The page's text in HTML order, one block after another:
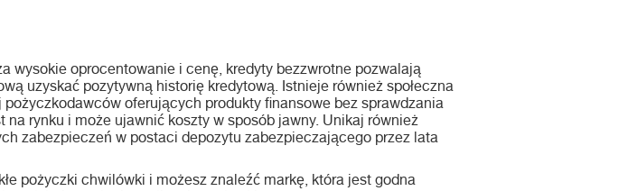
wysokie oprocentowanie i cenę, kredyty bezzwrotne pozwalają
uzyskać pozytywną historię kredytową. Istnieje również społeczna
oferujących produkty finansowe bez sprawdzania
rynku i może ujawnić koszty w sposób jawny. Unikaj również
zabezpieczeń w postaci depozytu zabezpieczającego przez lata
pożyczki chwilówki i możesz znaleźć markę, która jest godna